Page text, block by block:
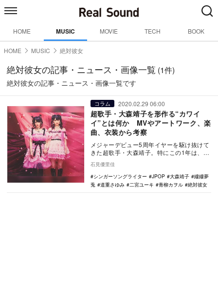
HOME MUSIC MOVIE TECH BOOK
HOME MUSIC 絶対彼女
絶対彼女の記事・ニュース・画像一覧 (1件)
絶対彼女の記事・ニュース・画像一覧です
コラム 2020.02.29 06:00
超歌手・大森靖子を形作る“カワイ
イ”とは何か MVやアートワーク、楽
曲、衣装から考察
メジャーデビュー5周年イヤーを駆け抜けて
きた超歌手・大森靖子。特にこの1年は、
と題して、…
石見優里佳
シンガーソングライター
JPOP 大森靖子
縷縷夢
兎
道重さゆみ 二宮ユーキ 青柳カヲル 絶対彼女